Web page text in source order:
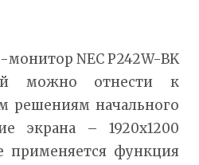
NEC P242W-BK
можно отнести к
решениям начального
экрана – 1920х1200
применяется функция